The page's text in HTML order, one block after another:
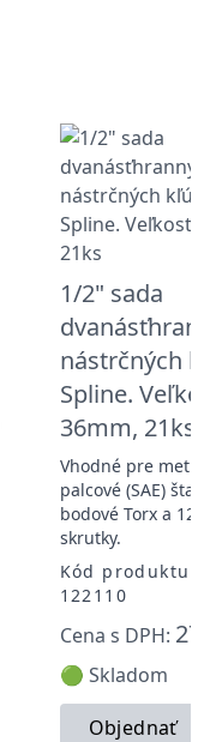
1/2" sada
nástrčných
Spline.
36mm, 21ks
Vhodné pre
palcové (SAE)
bodové Torx a 12-
skrutky.
Kód produktu:
122110
Cena s DPH:
🟢 Skladom
Objednať